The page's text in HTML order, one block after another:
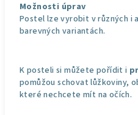
Možnosti úprav
Postel lze vyrobit v různých i
barevných variantách.
K posteli si můžete pořídit i
pomůžou schovat lůžkoviny,
které nechcete mít na očích.